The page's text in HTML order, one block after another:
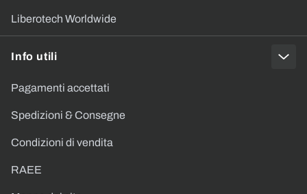
Liberotech Worldwide
Info utili
Pagamenti accettati
Spedizioni & Consegne
Condizioni di vendita
RAEE